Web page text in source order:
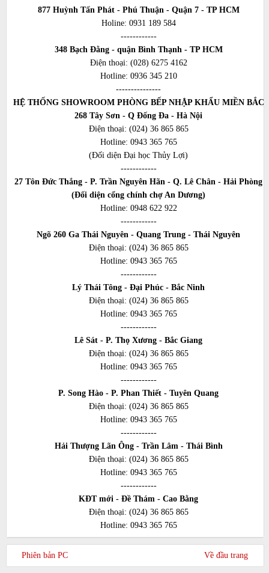
877 Huỳnh Tấn Phát - Phú Thuận - Quận 7 - TP HCM
Holine: 0931 189 584
------------
348 Bạch Đằng - quận Bình Thạnh - TP HCM
Điện thoại: (028) 6275 4162
Hotline: 0936 345 210
---------------
HỆ THỐNG SHOWROOM PHÒNG BẾP NHẬP KHẨU MIỀN BẮC
268 Tây Sơn - Q Đống Đa - Hà Nội
Điện thoại: (024) 36 865 865
Hotline: 0943 365 765
(Đối diện Đại học Thủy Lợi)
------------
27 Tôn Đức Thắng - P. Trần Nguyên Hãn - Q. Lê Chân - Hải Phòng
(Đối diện cổng chính chợ An Dương)
Hotline: 0948 622 922
------------
Ngõ 260 Ga Thái Nguyên - Quang Trung - Thái Nguyên
Điện thoại: (024) 36 865 865
Hotline: 0943 365 765
------------
Lý Thái Tông - Đại Phúc - Bắc Ninh
Điện thoại: (024) 36 865 865
Hotline: 0943 365 765
------------
Lê Sát - P. Thọ Xương - Bắc Giang
Điện thoại: (024) 36 865 865
Hotline: 0943 365 765
------------
P. Song Hào - P. Phan Thiết - Tuyên Quang
Điện thoại: (024) 36 865 865
Hotline: 0943 365 765
------------
Hải Thượng Lãn Ông - Trần Lâm - Thái Bình
Điện thoại: (024) 36 865 865
Hotline: 0943 365 765
------------
KĐT mới - Đề Thám - Cao Bằng
Điện thoại: (024) 36 865 865
Hotline: 0943 365 765
Phiên bản PC Về đầu trang